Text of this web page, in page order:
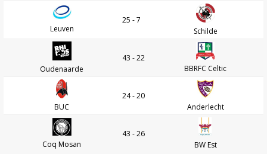
Leuven
25 - 7
Schilde
Oudenaarde
43 - 22
BBRFC Celtic
BUC
24 - 20
Anderlecht
Coq Mosan
43 - 26
BW Est